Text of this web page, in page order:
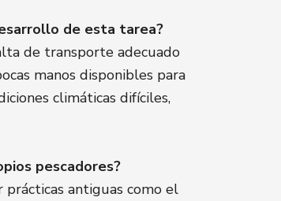
de esta tarea?
de transporte adecuado
manos disponibles para
climáticas difíciles,
pescadores?
antiguas como el